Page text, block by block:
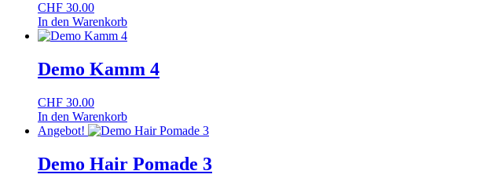
CHF 30.00
In den Warenkorb
Demo Kamm 4
CHF 30.00
In den Warenkorb
Angebot!
Demo Hair Pomade 3